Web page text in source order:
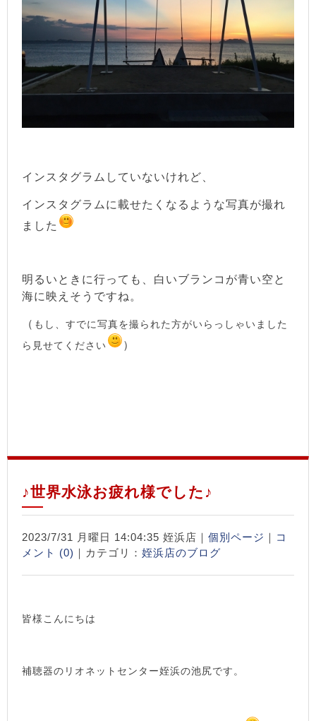
インスタグラムしていないけれど、
インスタグラムに載せたくなるような写真が撮れ
ました
明るいときに行っても、白いブランコが青い空と
海に映えそうですね。
（ もし、すでに写真を撮られた方がいらっしゃいました
ら見せてください
）
♪世界水泳お疲れ様でした♪
2023/7/31 月曜日 14:04:35 姪浜店｜ 個別ページ ｜ コ
メント (0) ｜カテゴリ： 姪浜店のブログ
皆様こんにちは
補聴器のリオネットセンター姪浜の池尻です。